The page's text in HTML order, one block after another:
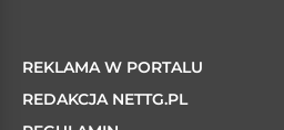
REKLAMA W PORTALU
REDAKCJA NETTG.PL